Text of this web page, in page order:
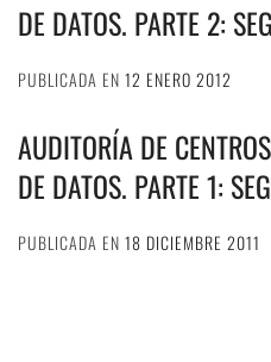
DE DATOS. PARTE 2:
PUBLICADA EN 12 ENERO 2012
AUDITORÍA DE
DE DATOS. PARTE 1:
PUBLICADA EN 18 DICIEMBRE 2011